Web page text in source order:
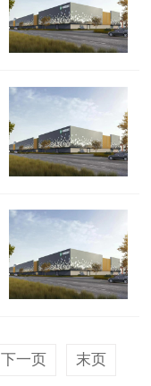
下一页 末页